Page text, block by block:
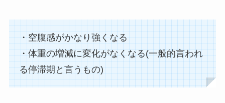
・空腹感がかなり強くなる
・体重の増減に変化がなくなる(一般的言われ
る停滞期と言うもの)